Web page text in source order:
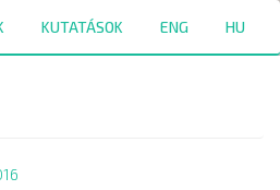
KUTATÁSOK ENG HU